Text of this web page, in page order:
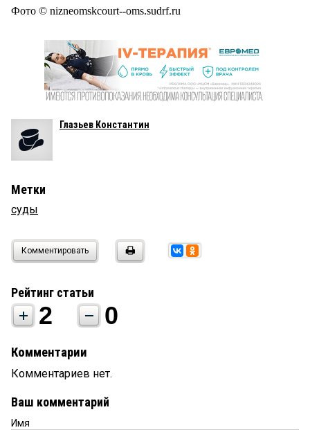
Фото © nizneomskcourt--oms.sudrf.ru
Глазьев Константин
Метки
суды
Комментировать
Рейтинг статьи
2 0
Комментарии
Комментариев нет.
Ваш комментарий
Имя